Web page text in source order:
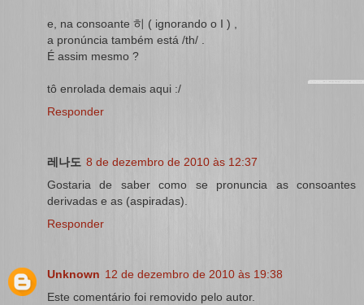
e, na consoante 히 ( ignorando o I ) ,
a pronúncia também está /th/ .
É assim mesmo ?
tô enrolada demais aqui :/
Responder
레나도 8 de dezembro de 2010 às 12:37
Gostaria de saber como se pronuncia as consoantes
derivadas e as (aspiradas).
Responder
Unknown 12 de dezembro de 2010 às 19:38
Este comentário foi removido pelo autor.